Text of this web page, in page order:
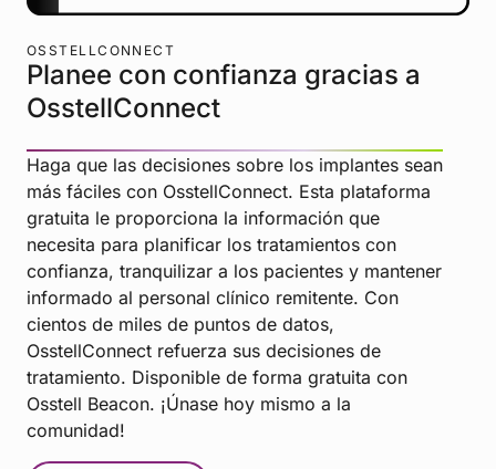
OSSTELLCONNECT
Planee con confianza gracias a
OsstellConnect
Haga que las decisiones sobre los implantes sean
más fáciles con OsstellConnect. Esta plataforma
gratuita le proporciona la información que
necesita para planificar los tratamientos con
confianza, tranquilizar a los pacientes y mantener
informado al personal clínico remitente. Con
cientos de miles de puntos de datos,
OsstellConnect refuerza sus decisiones de
tratamiento. Disponible de forma gratuita con
Osstell Beacon. ¡Únase hoy mismo a la
comunidad!